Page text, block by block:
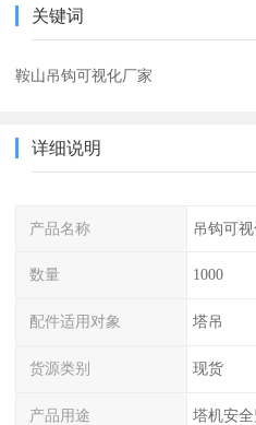
关键词
鞍山吊钩可视化厂家
详细说明
产品名称 吊钩可
数量 1000
配件适用对象 塔吊
货源类别 现货
产品用途 塔机安